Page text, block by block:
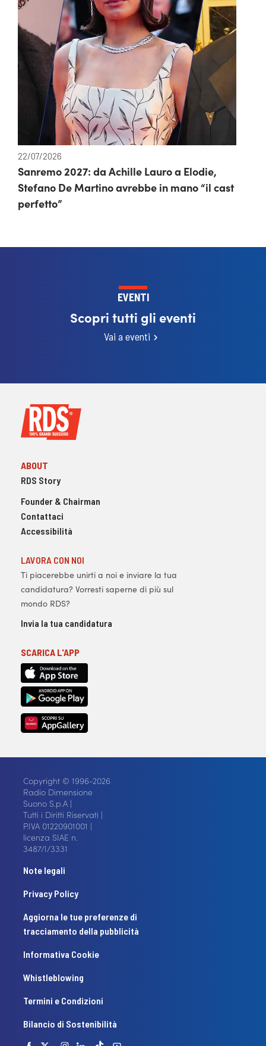
22/07/2026
Sanremo 2027: da Achille Lauro a Elodie,
Stefano De Martino avrebbe in mano “il cast
perfetto”
EVENTI
Scopri tutti gli eventi
Vai a eventi
ABOUT
RDS Story
Founder & Chairman
Contattaci
Accessibilità
LAVORA CON NOI
Ti piacerebbe unirti a noi e inviare la tua
candidatura? Vorresti saperne di più sul
mondo RDS?
Invia la tua candidatura
SCARICA L'APP
Copyright © 1996-2026
Radio Dimensione
Suono S.p.A |
Tutti i Diritti Riservati |
P.IVA 01220901001 |
licenza SIAE n.
3487/I/3331
Note legali
Privacy Policy
Aggiorna le tue preferenze di
tracciamento della pubblicità
Informativa Cookie
Whistleblowing
Termini e Condizioni
Bilancio di Sostenibilità